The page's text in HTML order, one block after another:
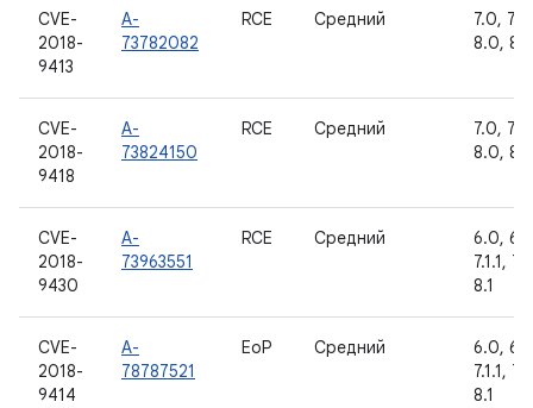
CVE-
2018-
9413
A-
73782082
RCE Средний
7.0,
8.0, 8.1
CVE-
2018-
9418
A-
73824150
RCE Средний
7.0,
8.0, 8.1
CVE-
2018-
9430
A-
73963551
RCE Средний
6.0,
7.1.1,
8.1
CVE-
2018-
9414
A-
78787521
EoP Средний
6.0,
7.1.1,
8.1